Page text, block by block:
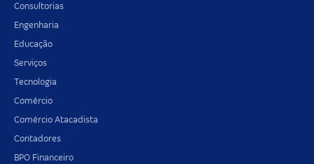
Consultorias
Engenharia
Educação
Serviços
Tecnologia
Comércio
Comércio Atacadista
Contadores
BPO Financeiro